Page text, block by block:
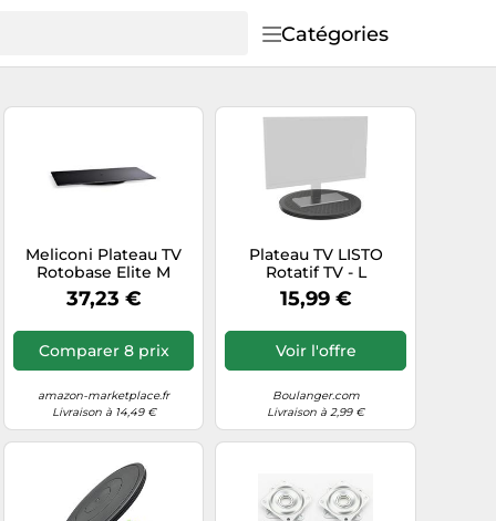
Catégories
Meliconi Plateau TV
Rotobase Elite M
37,23 €
Comparer 8 prix
amazon-marketplace.fr
Livraison à 14,49 €
Plateau TV LISTO
Rotatif TV - L
15,99 €
Voir l'offre
Boulanger.com
Livraison à 2,99 €